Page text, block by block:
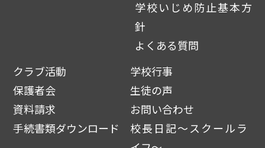
学校いじめ防止基本方
針
よくある質問
クラブ活動
学校行事
保護者会
生徒の声
資料請求
お問い合わせ
手続書類ダウンロード
校長日記～スクールラ